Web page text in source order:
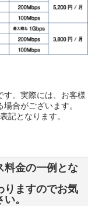
。実際には、お客様
合がございます。
記となります。
料金の一例とな
りますのでお気
。